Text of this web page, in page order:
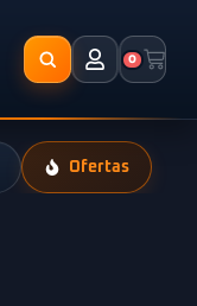
0
Ofertas